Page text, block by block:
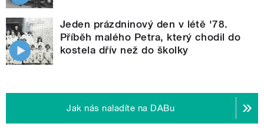
Jeden prázdninový den v létě '78.
Příběh malého Petra, který chodil do
kostela dřív než do školky
Jak nás naladíte na DABu